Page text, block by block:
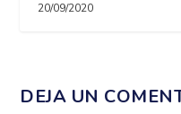
20/09/2020
DEJA UN